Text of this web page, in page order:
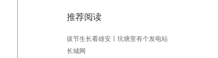
推荐阅读
拔节生长看雄安丨坑塘里有个发电站
长城网